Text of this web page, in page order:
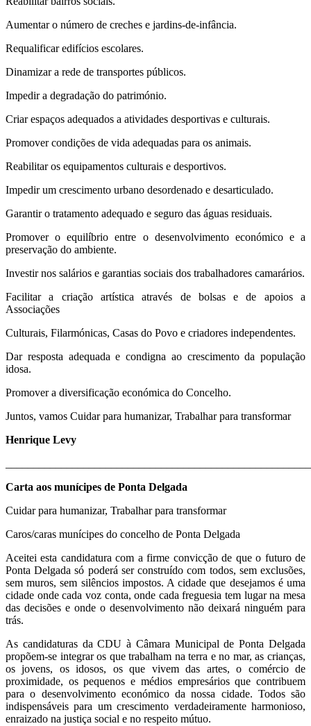
Aumentar o número de creches e jardins-de-infância.
Requalificar edifícios escolares.
Dinamizar a rede de transportes públicos.
Impedir a degradação do património.
Criar espaços adequados a atividades desportivas e culturais.
Promover condições de vida adequadas para os animais.
Reabilitar os equipamentos culturais e desportivos.
Impedir um crescimento urbano desordenado e desarticulado.
Garantir o tratamento adequado e seguro das águas residuais.
Promover o equilíbrio entre o desenvolvimento económico e a
preservação do ambiente.
Investir nos salários e garantias sociais dos trabalhadores camarários.
Facilitar a criação artística através de bolsas e de apoios a
Associações
Culturais, Filarmónicas, Casas do Povo e criadores independentes.
Dar resposta adequada e condigna ao crescimento da população
idosa.
Promover a diversificação económica do Concelho.
Juntos, vamos Cuidar para humanizar, Trabalhar para transformar
Henrique Levy
Carta aos munícipes de Ponta Delgada
Cuidar para humanizar, Trabalhar para transformar
Caros/caras munícipes do concelho de Ponta Delgada
Aceitei esta candidatura com a firme convicção de que o futuro de
Ponta Delgada só poderá ser construído com todos, sem exclusões,
sem muros, sem silêncios impostos. A cidade que desejamos é uma
cidade onde cada voz conta, onde cada freguesia tem lugar na mesa
das decisões e onde o desenvolvimento não deixará ninguém para
trás.
As candidaturas da CDU à Câmara Municipal de Ponta Delgada
propõem-se integrar os que trabalham na terra e no mar, as crianças,
os jovens, os idosos, os que vivem das artes, o comércio de
proximidade, os pequenos e médios empresários que contribuem
para o desenvolvimento económico da nossa cidade. Todos são
indispensáveis para um crescimento verdadeiramente harmonioso,
enraizado na justiça social e no respeito mútuo.